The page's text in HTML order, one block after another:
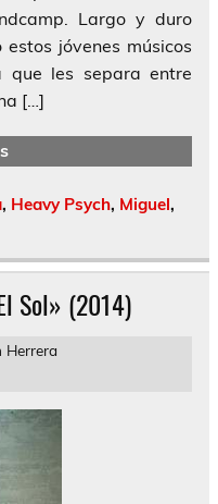
Largo y duro
jóvenes músicos
les separa entre
[…]
, Heavy Psych, Miguel,
Sol» (2014)
Herrera